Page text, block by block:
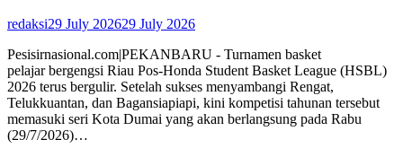
redaksi29 July 202629 July 2026
Pesisirnasional.com|PEKANBARU - Turnamen basket
pelajar bergengsi Riau Pos-Honda Student Basket League (HSBL)
2026 terus bergulir. Setelah sukses menyambangi Rengat,
Telukkuantan, dan Bagansiapiapi, kini kompetisi tahunan tersebut
memasuki seri Kota Dumai yang akan berlangsung pada Rabu
(29/7/2026)…